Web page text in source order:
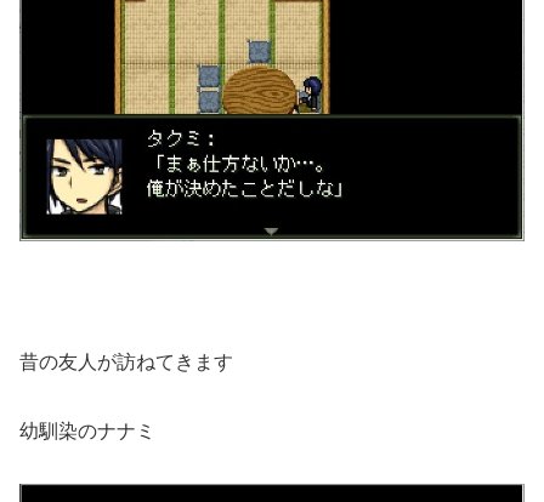
昔の友人が訪ねてきます
幼馴染のナナミ